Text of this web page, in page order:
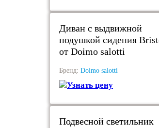
Диван с выдвижной
подушкой сидения
от Doimo salotti
Бренд: Doimo salotti
Узнать цену
Подвесной светильник